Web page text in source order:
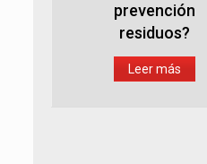
prevención
residuos?
Leer más